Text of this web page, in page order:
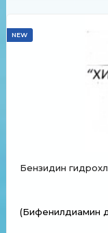
NEW
Бензидин
(Бифенилдиамин